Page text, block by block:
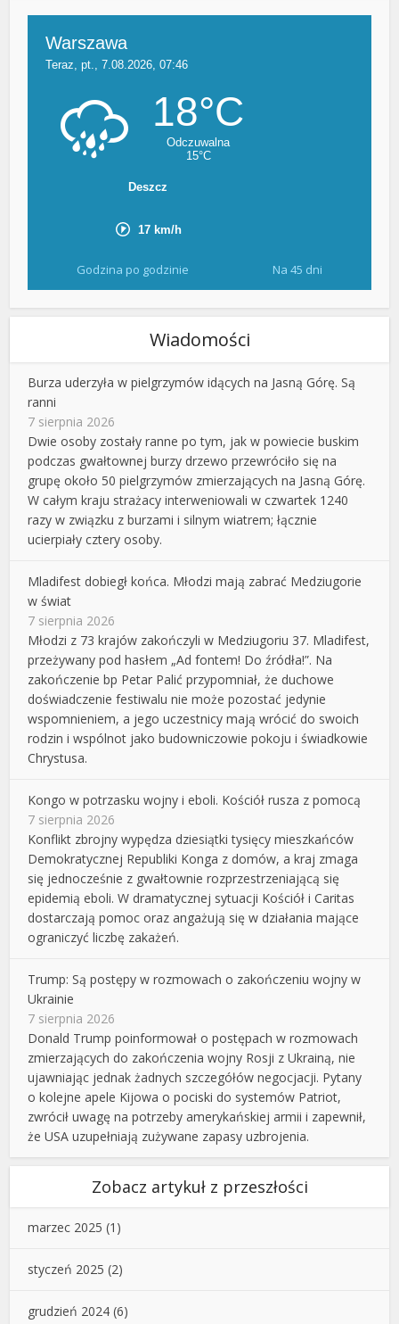
Godzina po godzinie Na 45 dni
Wiadomości
Burza uderzyła w pielgrzymów idących na Jasną Górę. Są
ranni
7 sierpnia 2026
Dwie osoby zostały ranne po tym, jak w powiecie buskim
podczas gwałtownej burzy drzewo przewróciło się na
grupę około 50 pielgrzymów zmierzających na Jasną Górę.
W całym kraju strażacy interweniowali w czwartek 1240
razy w związku z burzami i silnym wiatrem; łącznie
ucierpiały cztery osoby.
Mladifest dobiegł końca. Młodzi mają zabrać Medziugorie
w świat
7 sierpnia 2026
Młodzi z 73 krajów zakończyli w Medziugoriu 37. Mladifest,
przeżywany pod hasłem „Ad fontem! Do źródła!”. Na
zakończenie bp Petar Palić przypomniał, że duchowe
doświadczenie festiwalu nie może pozostać jedynie
wspomnieniem, a jego uczestnicy mają wrócić do swoich
rodzin i wspólnot jako budowniczowie pokoju i świadkowie
Chrystusa.
Kongo w potrzasku wojny i eboli. Kościół rusza z pomocą
7 sierpnia 2026
Konflikt zbrojny wypędza dziesiątki tysięcy mieszkańców
Demokratycznej Republiki Konga z domów, a kraj zmaga
się jednocześnie z gwałtownie rozprzestrzeniającą się
epidemią eboli. W dramatycznej sytuacji Kościół i Caritas
dostarczają pomoc oraz angażują się w działania mające
ograniczyć liczbę zakażeń.
Trump: Są postępy w rozmowach o zakończeniu wojny w
Ukrainie
7 sierpnia 2026
Donald Trump poinformował o postępach w rozmowach
zmierzających do zakończenia wojny Rosji z Ukrainą, nie
ujawniając jednak żadnych szczegółów negocjacji. Pytany
o kolejne apele Kijowa o pociski do systemów Patriot,
zwrócił uwagę na potrzeby amerykańskiej armii i zapewnił,
że USA uzupełniają zużywane zapasy uzbrojenia.
Zobacz artykuł z przeszłości
marzec 2025 (1)
styczeń 2025 (2)
grudzień 2024 (6)